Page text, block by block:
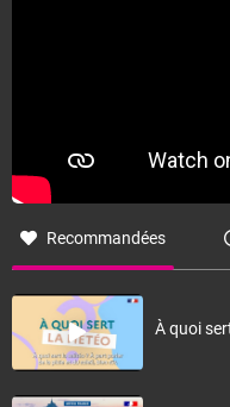
Recommandées
À quoi